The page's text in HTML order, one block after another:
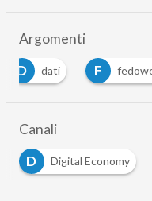
Argomenti
D
dati F
Canali
D
Digital Economy